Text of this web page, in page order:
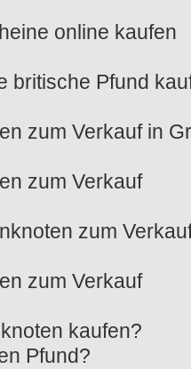
online kaufen
britische Pfund
zum Verkauf in
zum Verkauf
zum
zum Verkauf
kaufen?
Pfund?